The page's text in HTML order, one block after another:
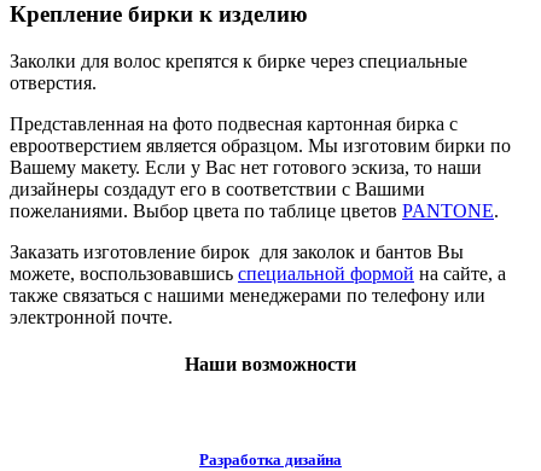
Крепление бирки к изделию
Заколки для волос крепятся к бирке через специальные
отверстия.
Представленная на фото подвесная картонная бирка с
евроотверстием является образцом. Мы изготовим бирки по
Вашему макету. Если у Вас нет готового эскиза, то наши
дизайнеры создадут его в соответствии с Вашими
пожеланиями. Выбор цвета по таблице цветов PANTONE.
Заказать изготовление бирок для заколок и бантов Вы
можете, воспользовавшись специальной формой на сайте, а
также связаться с нашими менеджерами по телефону или
электронной почте.
Наши возможности
Разработка дизайна